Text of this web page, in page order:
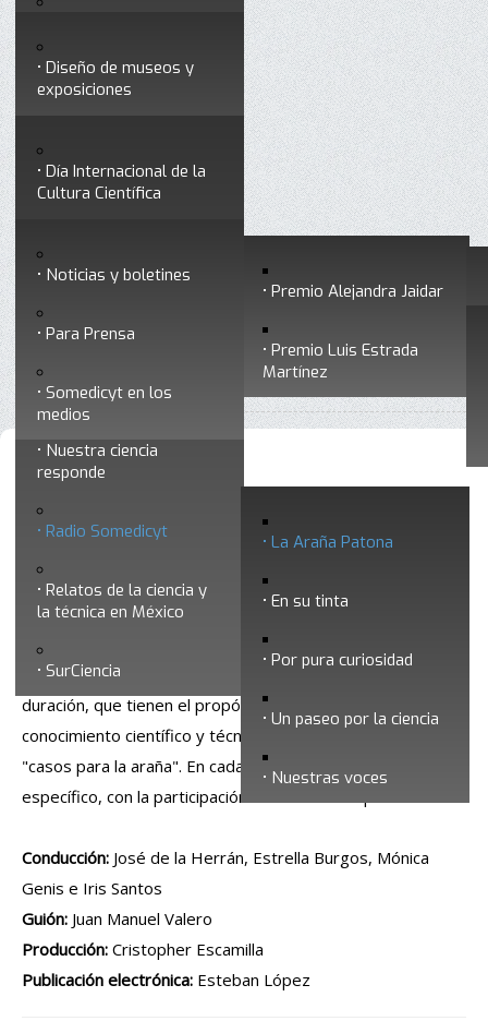
Socios vigentes
Consejo Directivo
profesionales
Premios a divulgadores Premio Alejandra Jaidar
Premio Luis Estrada
Martínez
Servicios
Diseño de museos y
exposiciones
formar divulgadores
Día Internacional de la
Cultura Científica
Ciencia y Tecnología
Nuestra ciencia
responde
Radio Somedicyt La Araña Patona
En su tinta
Por pura curiosidad
Un paseo por la ciencia
Nuestras voces
Relatos de la ciencia y
la técnica en México
SurCiencia
Noticias y boletines
Para Prensa
Somedicyt en los
medios
Contacto
Radio Somedicyt
•
La Araña Patona
Esta serie está integrada por programas de 25 minutos de
duración, que tienen el propósito de acercar al público al
conocimiento científico y técnico, a través de supuestos
"casos para la araña". En cada programa se aborda un caso
específico, con la participación de distintos especialistas.
Conducción: José de la Herrán, Estrella Burgos, Mónica
Genis e Iris Santos
Guión: Juan Manuel Valero
Producción: Cristopher Escamilla
Publicación electrónica: Esteban López